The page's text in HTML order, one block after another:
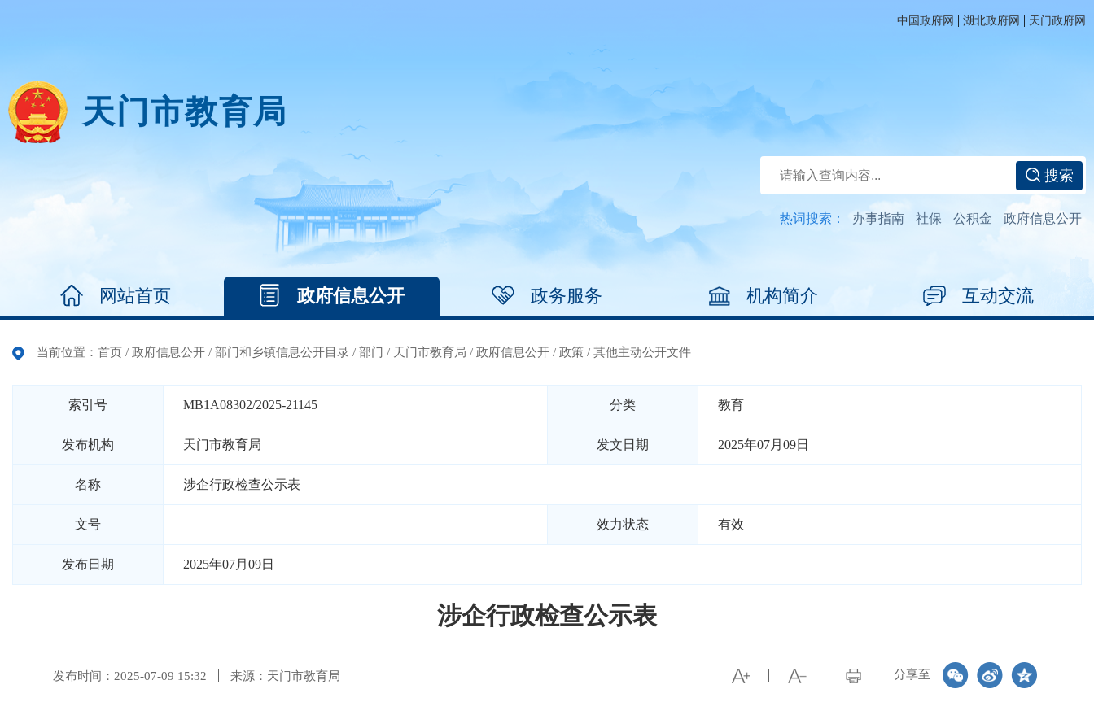
中国政府网 | 湖北政府网 | 天门政府网
天门市教育局
搜索
热词搜索： 办事指南 社保 公积金 政府信息公开
网站首页 政府信息公开 政务服务 机构简介 互动交流
当前位置： 首页 / 政府信息公开 / 部门和乡镇信息公开目录 / 部门 / 天门市教育局 / 政府信息公开 / 政策 / 其他主动公开文件
索引号 MB1A08302/2025-21145 分类 教育
发布机构 天门市教育局 发文日期 2025年07月09日
名称 涉企行政检查公示表
文号 效力状态 有效
发布日期 2025年07月09日
涉企行政检查公示表
分享至
发布时间：2025-07-09 15:32 来源：天门市教育局